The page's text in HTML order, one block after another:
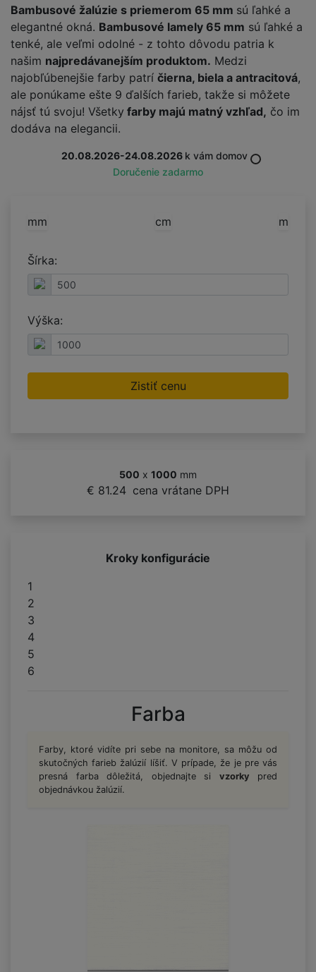
Bambusové žalúzie s priemerom 65 mm sú ľahké a
elegantné okná. Bambusové lamely 65 mm sú ľahké a
tenké, ale veľmi odolné - z tohto dôvodu patria k
našim najpredávanejším produktom. Medzi
najobľúbenejšie farby patrí čierna, biela a antracitová,
ale ponúkame ešte 9 ďalších farieb, takže si môžete
nájsť tú svoju! Všetky farby majú matný vzhľad, čo im
dodáva na elegancii.
20.08.2026-24.08.2026 k vám domov
Doručenie zadarmo
mm cm m
Šírka:
Výška:
Zistiť cenu
500 x 1000 mm
€ 81.24 cena vrátane DPH
Kroky konfigurácie
1
2
3
4
5
6
Farba
Farby, ktoré vidíte pri sebe na monitore, sa môžu od
skutočných farieb žalúzií líšiť. V prípade, že je pre vás
presná farba dôležitá, objednajte si vzorky pred
objednávkou žalúzií.